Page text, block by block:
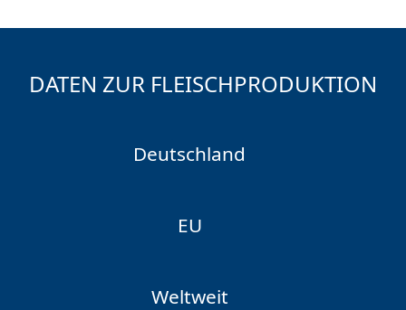
DATEN ZUR FLEISCHPRODUKTION
Deutschland
EU
Weltweit